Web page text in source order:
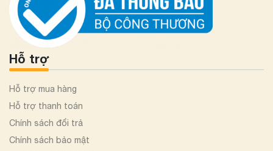
Hỗ trợ
Hỗ trợ mua hàng
Hỗ trợ thanh toán
Chính sách đổi trả
Chính sách bảo mật